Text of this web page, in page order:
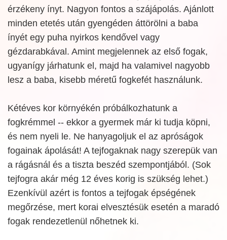
érzékeny ínyt. Nagyon fontos a szájápolás. Ajánlott
minden etetés után gyengéden áttörölni a baba
ínyét egy puha nyirkos kendővel vagy
gézdarabkával. Amint megjelennek az első fogak,
ugyanígy járhatunk el, majd ha valamivel nagyobb
lesz a baba, kisebb méretű fogkefét használunk.
Kétéves kor környékén próbálkozhatunk a
fogkrémmel -- ekkor a gyermek már ki tudja köpni,
és nem nyeli le. Ne hanyagoljuk el az apróságok
fogainak ápolását! A tejfogaknak nagy szerepük van
a rágásnál és a tiszta beszéd szempontjából. (Sok
tejfogra akár még 12 éves korig is szükség lehet.)
Ezenkívül azért is fontos a tejfogak épségének
megőrzése, mert korai elvesztésük esetén a maradó
fogak rendezetlenül nőhetnek ki.